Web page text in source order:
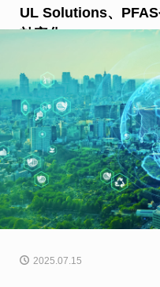
UL Solutions、
効率化
2025.07.15